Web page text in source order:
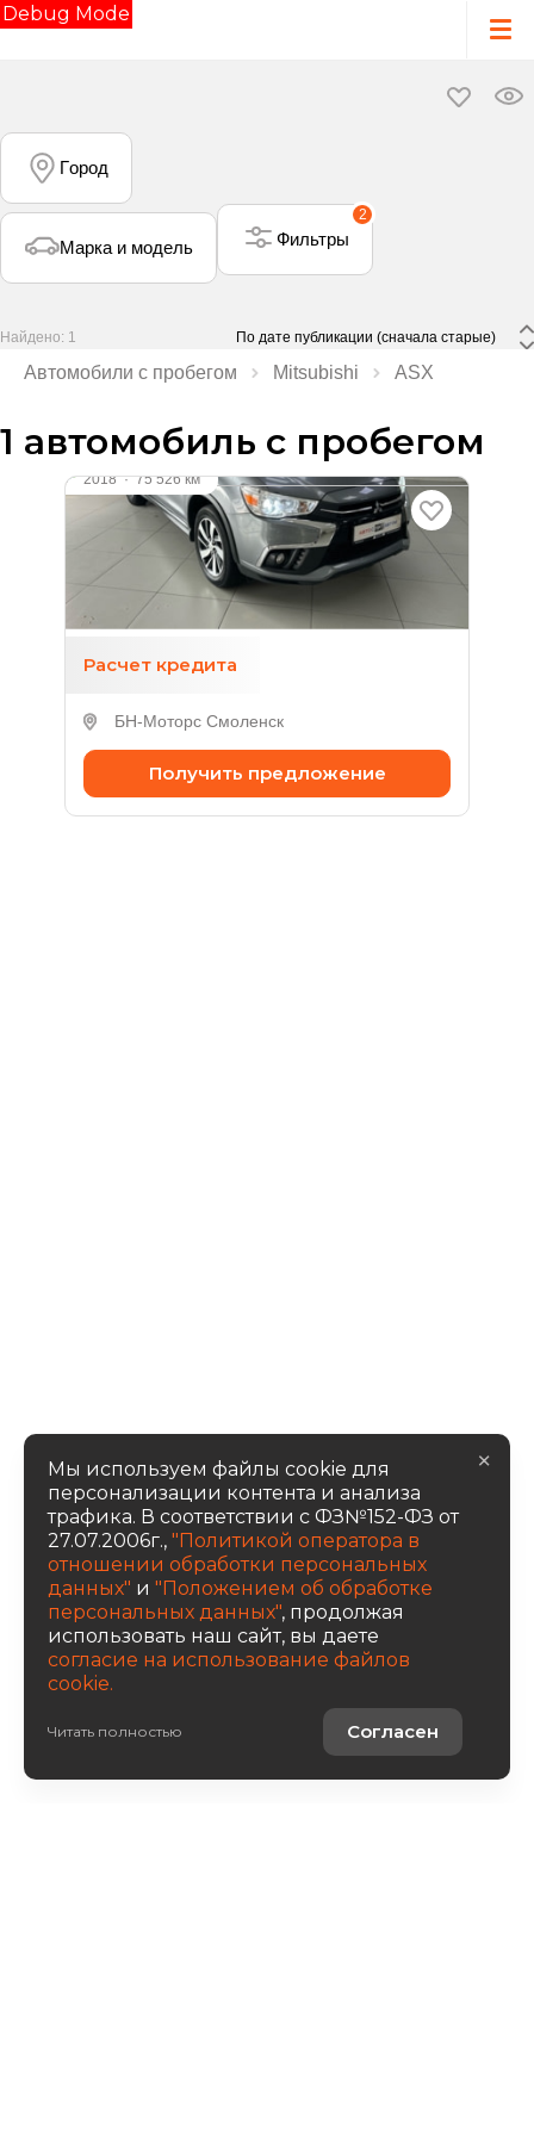
Debug Mode
Город
Марка и модель
2
Фильтры
Найдено: 1
Автомобили с пробегом Mitsubishi ASX
1 автомобиль с пробегом
2018·75 526 км
Mitsubishi ASX
2 л (150 л.с.), Вариатор, бензин, полный,
№U001239
1 700 000 ₽
Расчет кредита
БН-Моторс Смоленск
Получить предложение
Мы используем файлы cookie для
персонализации контента и анализа
трафика. В соответствии с ФЗ№152-ФЗ от
27.07.2006г., "Политикой оператора в
отношении обработки персональных
данных" и "Положением об обработке
персональных данных", продолжая
использовать наш сайт, вы даете
согласие на использование файлов
cookie.
Читать полностью Согласен
×